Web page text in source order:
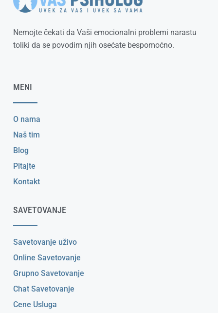
Nemojte čekati da Vaši emocionalni problemi narastu
toliki da se povodim njih osećate bespomoćno.
MENI
O nama
Naš tim
Blog
Pitajte
Kontakt
SAVETOVANJE
Savetovanje uživo
Online Savetovanje
Grupno Savetovanje
Chat Savetovanje
Cene Usluga